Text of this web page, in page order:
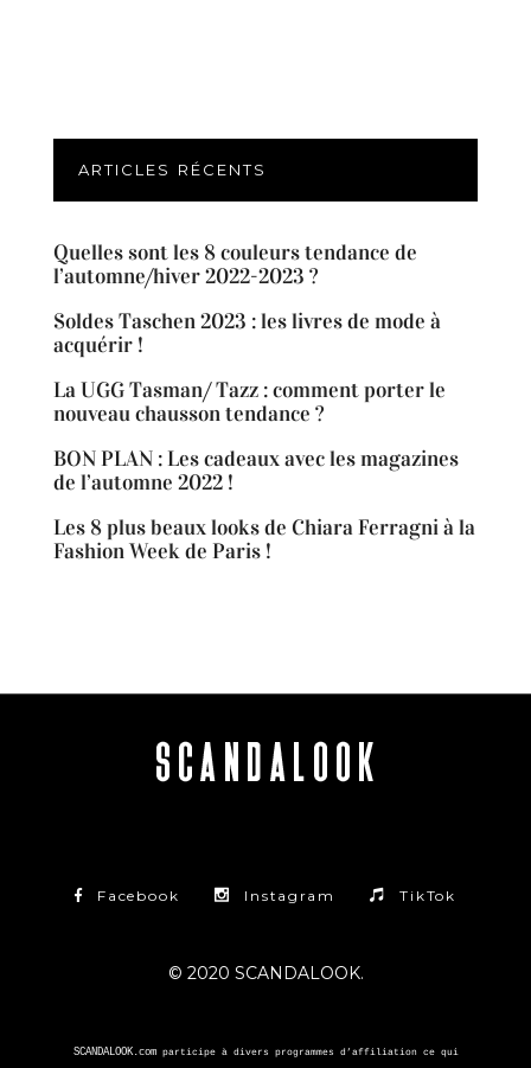
ARTICLES RÉCENTS
Quelles sont les 8 couleurs tendance de
l’automne/hiver 2022-2023 ?
Soldes Taschen 2023 : les livres de mode à
acquérir !
La UGG Tasman/ Tazz : comment porter le
nouveau chausson tendance ?
BON PLAN : Les cadeaux avec les magazines
de l’automne 2022 !
Les 8 plus beaux looks de Chiara Ferragni à la
Fashion Week de Paris !
Facebook Instagram TikTok
© 2020 SCANDALOOK.
SCANDALOOK.comparticipe à divers programmes d’affiliation ce qui